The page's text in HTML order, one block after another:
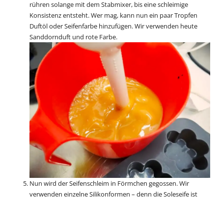
rühren solange mit dem Stabmixer, bis eine schleimige
Konsistenz entsteht. Wer mag, kann nun ein paar Tropfen
Duftöl oder Seifenfarbe hinzufügen. Wir verwenden heute
Sanddornduft und rote Farbe.
Nun wird der Seifenschleim in Förmchen gegossen. Wir
verwenden einzelne Silikonformen – denn die Soleseife ist